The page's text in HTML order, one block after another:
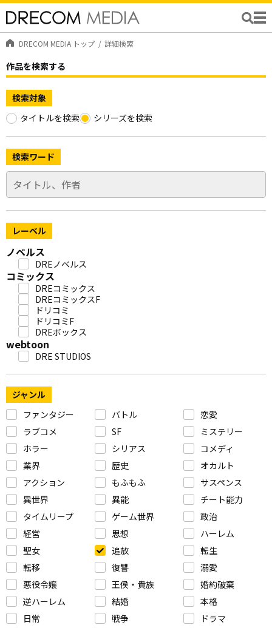
DRECOM MEDIA トップ 詳細検索
作品を検索する
検索対象
タイトルを検索
シリーズを検索
検索ワード
レーベル
ノベルス
DREノベルス
コミックス
DREコミックス
DREコミックスF
ドリコミ
ドリコミF
DREボックス
webtoon
DRE STUDIOS
ジャンル
ファンタジー
バトル
恋愛
ラブコメ
SF
ミステリー
ホラー
シリアス
コメディ
業界
歴史
オカルト
アクション
もふもふ
サスペンス
異世界
異能
チート能力
タイムリープ
ゲーム世界
政治
経営
思想
ハーレム
聖女
追放
転生
転移
復讐
溺愛
悪役令嬢
王侯・貴族
婚約破棄
逆ハーレム
結婚
本格
日常
戦争
ドラマ